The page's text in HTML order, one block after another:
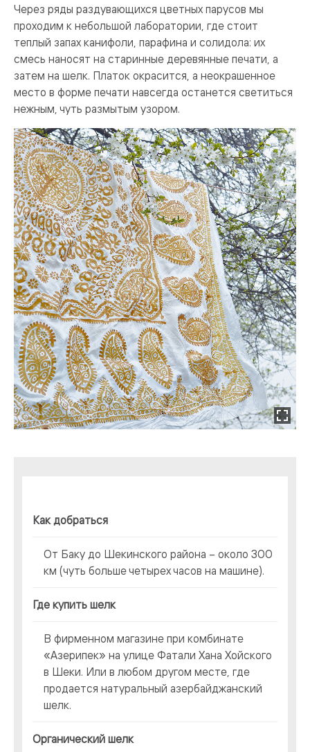
Через ряды раздувающихся цветных парусов мы
проходим к небольшой лаборатории, где стоит
теплый запах канифоли, парафина и солидола: их
смесь наносят на старинные деревянные печати, а
затем на шелк. Платок окрасится, а неокрашенное
место в форме печати навсегда останется светиться
нежным, чуть размытым узором.
Как добраться
От Баку до Шекинского района – около 300
км (чуть больше четырех часов на машине).
Где купить шелк
В фирменном магазине при комбинате
«Азерипек» на улице Фатали Хана Хойского
в Шеки. Или в любом другом месте, где
продается натуральный азербайджанский
шелк.
Органический шелк